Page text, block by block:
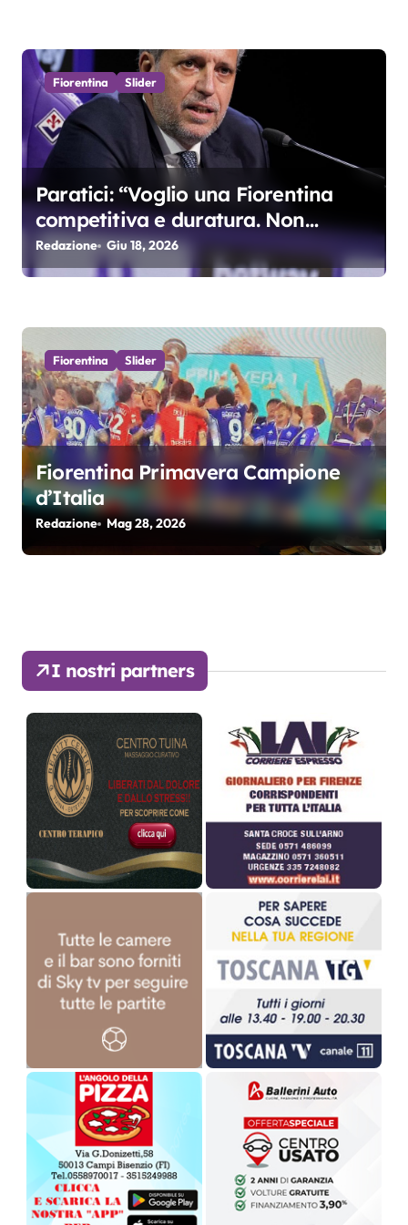
c
o
l
i
Fiorentina Slider
Paratici: “Voglio una Fiorentina
competitiva e duratura. Non
accetterei di arrivare ottavo per 4
anni di fila…”
Redazione Giu 18, 2026
Fiorentina Slider
Fiorentina Primavera Campione
d’Italia
Redazione Mag 28, 2026
I nostri partners